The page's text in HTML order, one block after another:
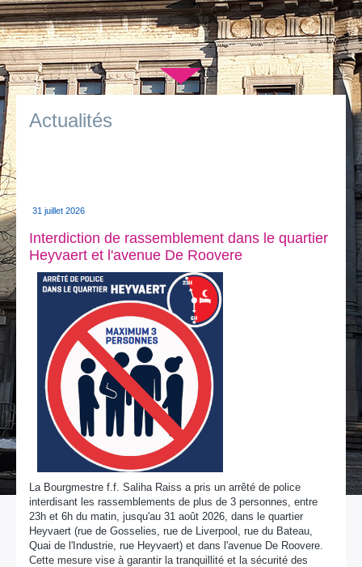
Je vis
Je visite
Publications
Actualités
▼
Actualités
31 juillet 2026
Interdiction de rassemblement dans le quartier
Heyvaert et l'avenue De Roovere
La Bourgmestre f.f. Saliha Raiss a pris un arrêté de police
interdisant les rassemblements de plus de 3 personnes, entre
23h et 6h du matin, jusqu'au 31 août 2026, dans le quartier
Heyvaert (rue de Gosselies, rue de Liverpool, rue du Bateau,
Quai de l'Industrie, rue Heyvaert) et dans l'avenue De Roovere.
Cette mesure vise à garantir la tranquillité et la sécurité des